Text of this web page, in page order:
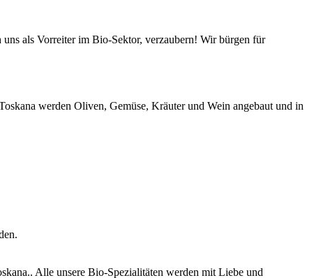
als Vorreiter im Bio-Sektor, verzaubern! Wir bürgen für
werden Oliven, Gemüse, Kräuter und Wein angebaut und in
Alle unsere Bio-Spezialitäten werden mit Liebe und